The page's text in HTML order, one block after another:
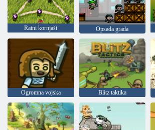
Ratni kornjaši Opsada grada
Ogromna vojska Blitz taktika